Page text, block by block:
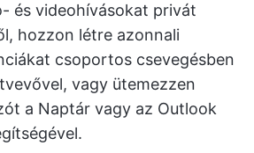
és videohívásokat privát
hozzon létre azonnali
csoportos csevegésben
vagy ütemezzen
a Naptár vagy az Outlook